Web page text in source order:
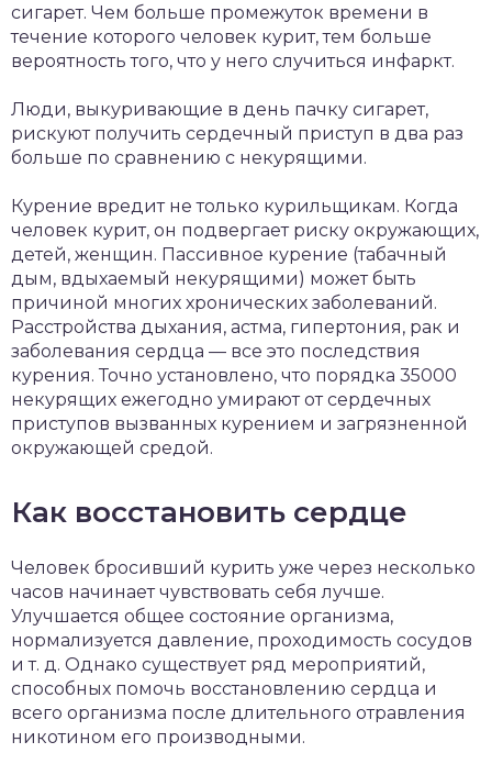
сигарет. Чем больше промежуток времени в
течение которого человек курит, тем больше
вероятность того, что у него случиться инфаркт.
Люди, выкуривающие в день пачку сигарет,
рискуют получить сердечный приступ в два раз
больше по сравнению с некурящими.
Курение вредит не только курильщикам. Когда
человек курит, он подвергает риску окружающих,
детей, женщин. Пассивное курение (табачный
дым, вдыхаемый некурящими) может быть
причиной многих хронических заболеваний.
Расстройства дыхания, астма, гипертония, рак и
заболевания сердца — все это последствия
курения. Точно установлено, что порядка 35000
некурящих ежегодно умирают от сердечных
приступов вызванных курением и загрязненной
окружающей средой.
Как восстановить сердце
Человек бросивший курить уже через несколько
часов начинает чувствовать себя лучше.
Улучшается общее состояние организма,
нормализуется давление, проходимость сосудов
и т. д. Однако существует ряд мероприятий,
способных помочь восстановлению сердца и
всего организма после длительного отравления
никотином его производными.